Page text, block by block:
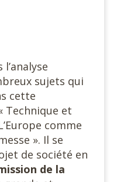
sujets qui
cette
Technique et
comme
». Il se
de société en
de la